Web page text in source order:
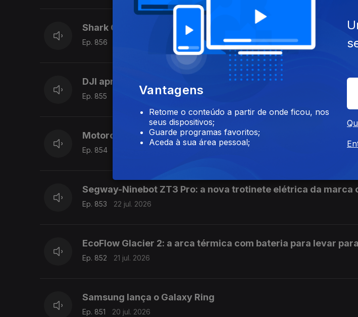
Shark ChillPill: o gadget que promete refrescar os dias mais
Ep. 856
DJI apresenta Air 3S, o novo drone de viagem
Ep. 855 24 jul. 2026
Motorola apresenta o telemóvel dobrável Razr 50 Ultra
Ep. 854
Segway-Ninebot ZT3 Pro: a nova trotinete elétrica da marca
Ep. 853 22 jul. 2026
EcoFlow Glacier 2: a arca térmica com bateria para levar
Ep. 852 21 jul. 2026
Samsung lança o Galaxy Ring
Ep. 851 20 jul. 2026
Vantagens
Retome o conteúdo a partir de onde ficou, nos
seus dispositivos;
Guarde programas favoritos;
Aceda à sua área pessoal;